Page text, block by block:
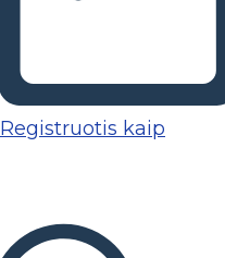
Registruotis kaip